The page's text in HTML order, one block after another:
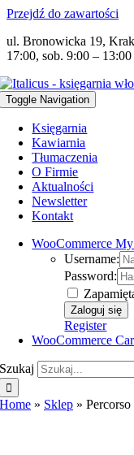
Przejdź do zawartości
ul. Bronowicka 19,
17:00, sob. 9:00 – 13:00
Toggle Navigation
Księgarnia
Kawiarnia
Tłumaczenia
O Firmie
Aktualności
Newsletter
Kontakt
WooCommerce
Username:
Password:
Register
WooCommerce
Szukaj
Home » Sklep »